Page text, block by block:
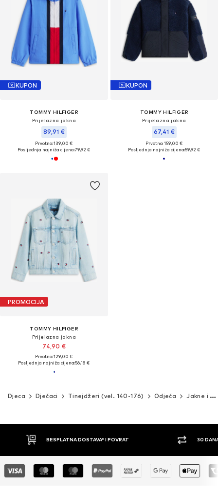
KUPON
TOMMY HILFIGER
Prijelazna jakna
89,91 €
Prvotno: 139,00 €
Posljednja najniža cijena:79,92 €
KUPON
TOMMY HILFIGER
Prijelazna jakna
67,41 €
Prvotno: 159,00 €
Posljednja najniža cijena:59,92 €
PROMOCIJA
TOMMY HILFIGER
Prijelazna jakna
74,90 €
Prvotno: 129,00 €
Posljednja najniža cijena:56,18 €
Djeca Dječaci Tinejdžeri (vel. 140-176) Odjeća Jakne i kaputi
30 DANA PRAVO NA POVRAT